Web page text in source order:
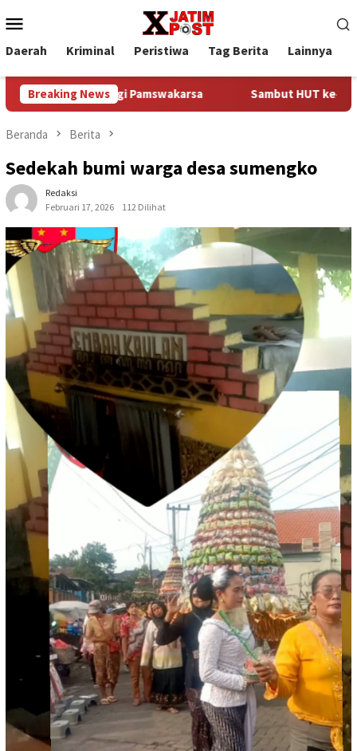
ke
kontenMobile
Daerah Kriminal Peristiwa Tag Berita Lainnya
Breaking News
Sinergi Pamswakarsa Sambut HUT ke-81
Beranda Berita
Sedekah bumi warga desa sumengko
Redaksi
Februari 17, 2026
112 Dilihat